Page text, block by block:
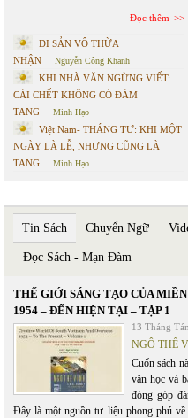
Đọc thêm
DI SẢN VÔ THỪA
NHẬN
Nguyễn Công Khanh
KHI NHÀ VĂN NGỪNG VIẾT:
CÁI CHẾT KHÔNG CÓ ĐÁM
TANG
Minh Hạo
Việt Nam- THÁNG TƯ: KHI MỘT
NGÀY LÀ LỄ, NHƯNG CŨNG LÀ
TANG
Minh Hạo
Tin Sách Chuyển Ngữ
Đọc Sách - Mạn Đàm
THẾ GIỚI SÁNG TẠO CỦA
1954 – ĐẾN HIỆN TẠI – TẬP 1
13 Tháng
NGÔ THẾ
Cuốn sách
văn học và
đóng góp
Đây là một nguồn tư liệu phong phú